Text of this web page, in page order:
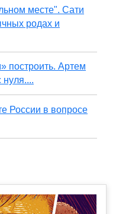
месте". Сати
родах и
построить. Артем
России в вопросе